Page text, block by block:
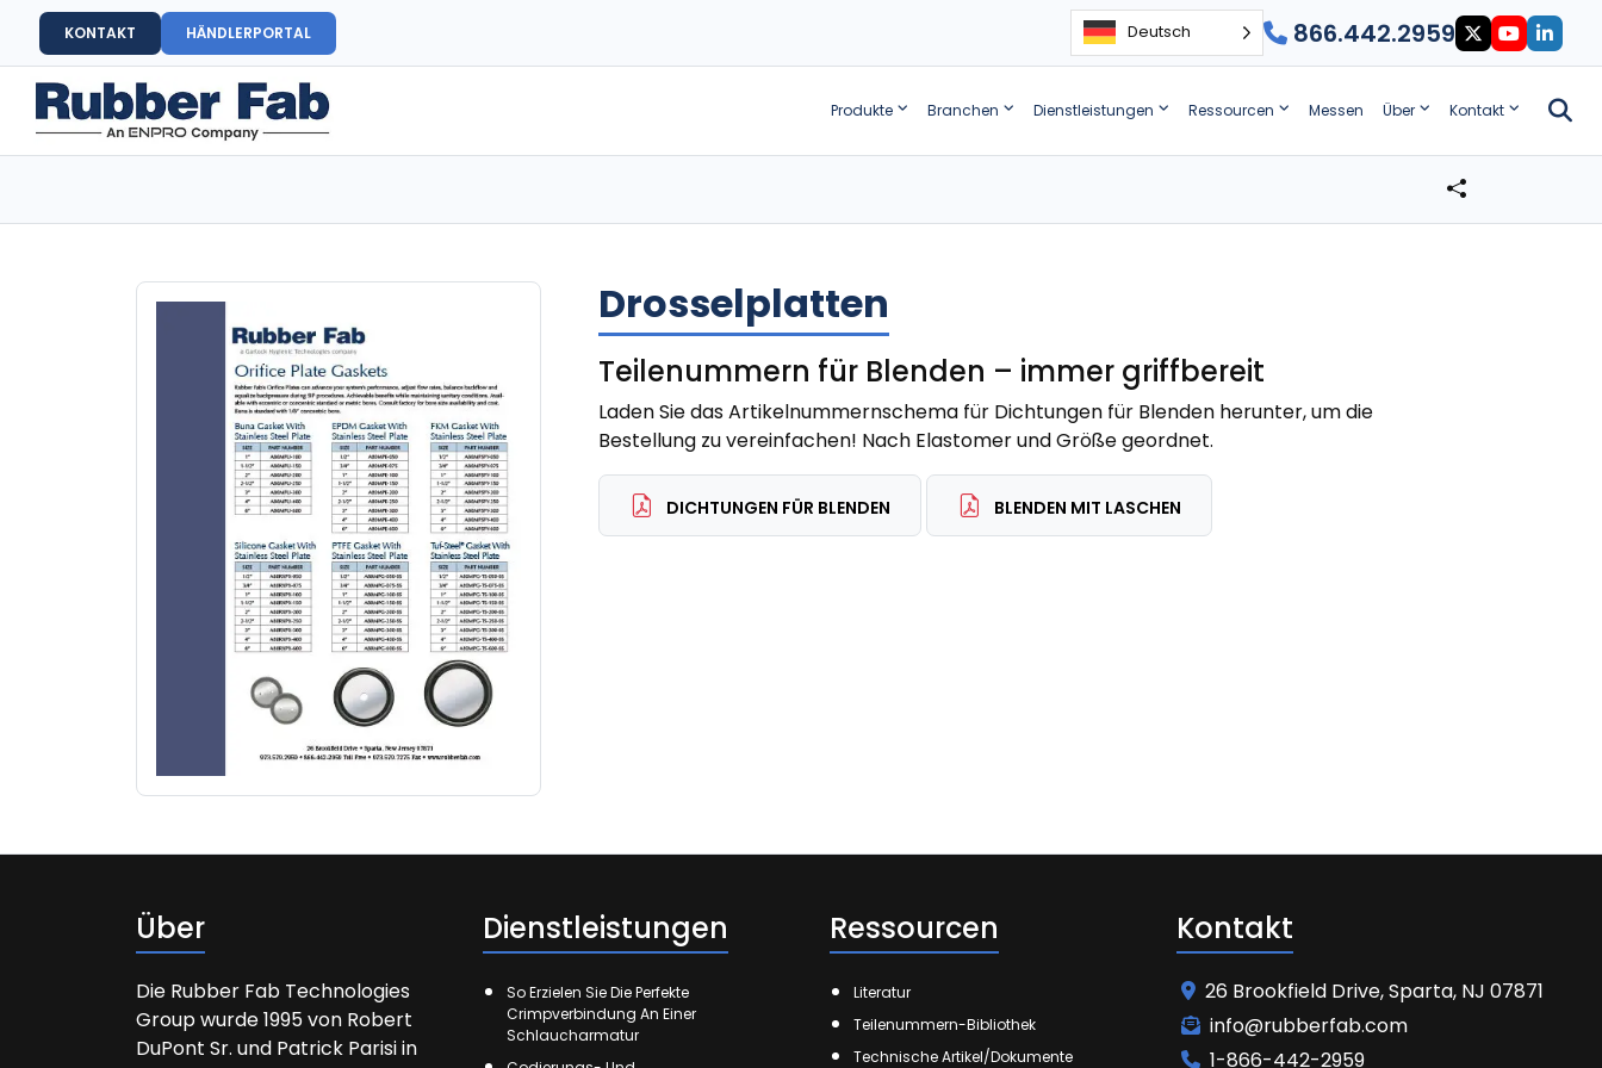
KONTAKT HÄNDLERPORTAL Deutsch 866.442.2959
Produkte Branchen Dienstleistungen Ressourcen Messen Über Kontakt
Drosselplatten
Teilenummern für Blenden – immer griffbereit
Laden Sie das Artikelnummernschema für Dichtungen für Blenden herunter, um die
Bestellung zu vereinfachen! Nach Elastomer und Größe geordnet.
DICHTUNGEN FÜR BLENDEN BLENDEN MIT LASCHEN
Über
Die Rubber Fab Technologies
Group wurde 1995 von Robert
DuPont Sr. und Patrick Parisi in
Dienstleistungen
So Erzielen Sie Die Perfekte
Crimpverbindung An Einer
Schlaucharmatur
Ressourcen
Literatur
Teilenummern-Bibliothek
Technische Artikel/Dokumente
Kontakt
26 Brookfield Drive, Sparta, NJ 07871
info@rubberfab.com
1-866-442-2959